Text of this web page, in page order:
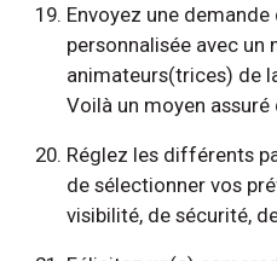
Envoyez une
personnalisée avec
animateurs(trices) de
Voilà un moyen
Réglez les différents
de sélectionner vos
visibilité, de sécurité,